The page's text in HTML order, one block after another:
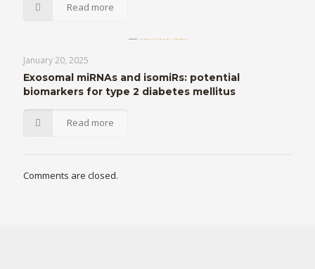
Read more
January 20, 2025
Exosomal miRNAs and isomiRs: potential
biomarkers for type 2 diabetes mellitus
Read more
Comments are closed.